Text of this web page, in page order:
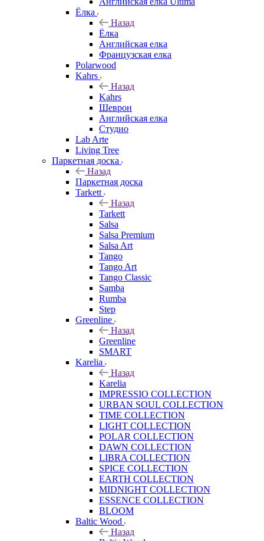
Ёлка
Назад
Ёлка
Английская елка
Французская елка
Polarwood
Kahrs
Назад
Kahrs
Шеврон
Английская елка
Студио
Lab Arte
Living Tree
Паркетная доска
Назад
Паркетная доска
Tarkett
Назад
Tarkett
Salsa
Salsa Premium
Salsa Art
Tango
Tango Art
Tango Classic
Samba
Rumba
Step
Greenline
Назад
Greenline
SMART
Karelia
Назад
Karelia
IMPRESSIO COLLECTION
URBAN SOUL COLLECTION
TIME COLLECTION
LIGHT COLLECTION
POLAR COLLECTION
DAWN COLLECTION
LIBRA COLLECTION
SPICE COLLECTION
EARTH COLLECTION
MIDNIGHT COLLECTION
ESSENCE COLLECTION
BLOOM
Baltic Wood
Назад